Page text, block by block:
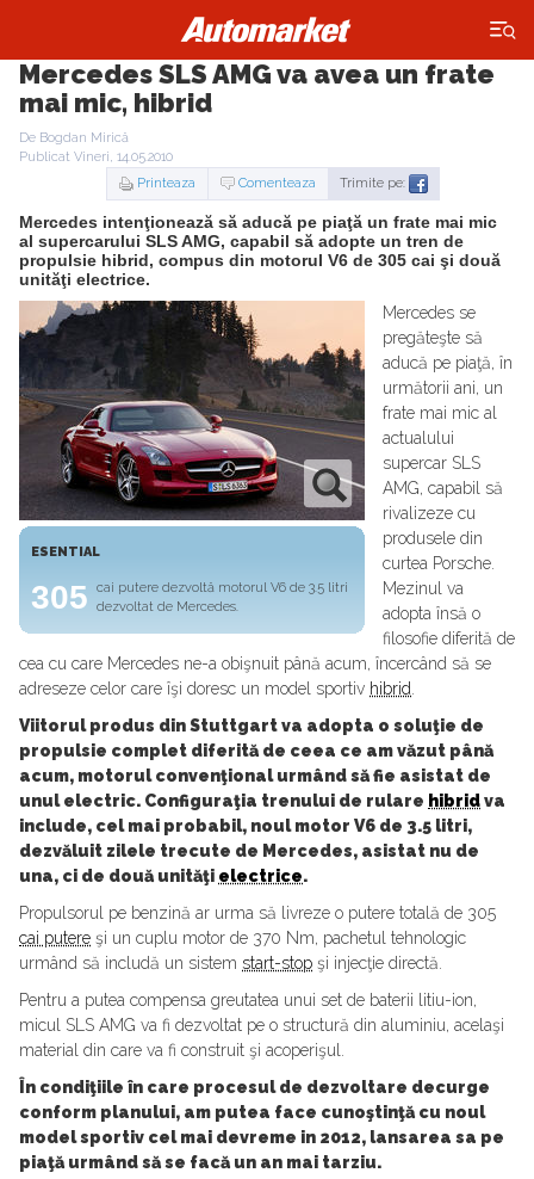
×
Mercedes SLS AMG va avea un frate
mai mic, hibrid
De Bogdan Mirică
Publicat Vineri, 14.05.2010
Printeaza
Comenteaza Trimite pe:
Mercedes intenţionează să aducă pe piaţă un frate mai mic
al supercarului SLS AMG, capabil să adopte un tren de
propulsie hibrid, compus din motorul V6 de 305 cai şi două
unităţi electrice.
ESENTIAL
305
cai putere dezvoltă motorul V6 de 3.5 litri
dezvoltat de Mercedes.
Mercedes se
pregăteşte să
aducă pe piaţă, în
următorii ani, un
frate mai mic al
actualului
supercar SLS
AMG, capabil să
rivalizeze cu
produsele din
curtea Porsche.
Mezinul va
adopta însă o
filosofie diferită de
cea cu care Mercedes ne-a obişnuit până acum, încercând să se
adreseze celor care îşi doresc un model sportiv hibrid
Viitorul produs din Stuttgart va adopta o soluţie de
propulsie complet diferită de ceea ce am văzut până
acum, motorul convenţional urmând să fie asistat de
unul electric. Configuraţia trenului de rulare hibridva
include, cel mai probabil, noul motor V6 de 3.5 litri,
dezvăluit zilele trecute de Mercedes, asistat nu de
una, ci de două unităţi electrice.
Propulsorul pe benzină ar urma să livreze o putere totală de 305
cai putere şi un cuplu motor de 370 Nm, pachetul tehnologic
urmând să includă un sistem start-stop şi injecţie directă.
Pentru a putea compensa greutatea unui set de baterii litiu-ion,
micul SLS AMG va fi dezvoltat pe o structură din aluminiu, acelaşi
material din care va fi construit şi acoperişul.
În condiţiile în care procesul de dezvoltare decurge
conform planului, am putea face cunoştinţă cu noul
model sportiv cel mai devreme in 2012, lansarea sa pe
piaţă urmând să se facă un an mai tarziu.